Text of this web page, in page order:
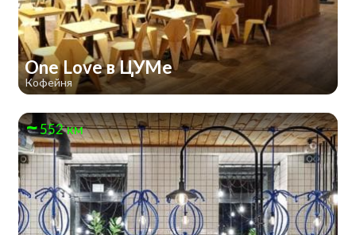
One Love в ЦУМе
Кофейня
552 км